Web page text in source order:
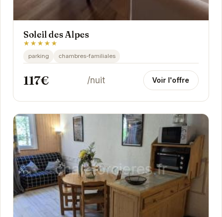
Soleil des Alpes
★★★★★
parking chambres-familiales
117€ /nuit Voir l'offre